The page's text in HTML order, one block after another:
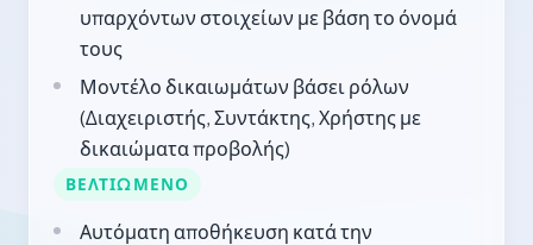
υπαρχόντων στοιχείων με βάση το όνομά
τους
Μοντέλο δικαιωμάτων βάσει ρόλων
(Διαχειριστής, Συντάκτης, Χρήστης με
δικαιώματα προβολής)
ΒΕΛΤΙΩΜΈΝΟ
Αυτόματη αποθήκευση κατά την